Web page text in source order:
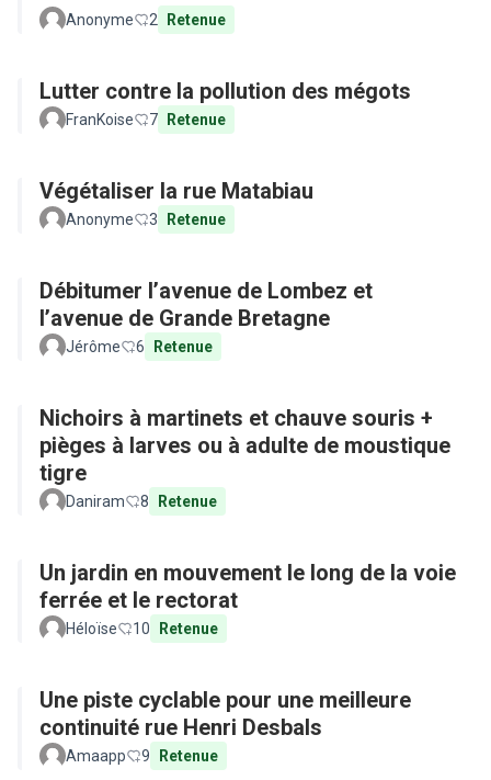
Anonyme 2 Retenue
Lutter contre la pollution des mégots
FranKoise 7 Retenue
Végétaliser la rue Matabiau
Anonyme 3 Retenue
Débitumer l’avenue de Lombez et
l’avenue de Grande Bretagne
Jérôme 6 Retenue
Nichoirs à martinets et chauve souris +
pièges à larves ou à adulte de moustique
tigre
Daniram 8 Retenue
Un jardin en mouvement le long de la voie
ferrée et le rectorat
Héloïse 10 Retenue
Une piste cyclable pour une meilleure
continuité rue Henri Desbals
Amaapp 9 Retenue